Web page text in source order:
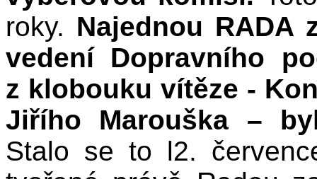
roky. Najednou RADA
vedení Dopravního
z klobouku vítěze -
Jiřího Marouška –
Stalo se to l2.